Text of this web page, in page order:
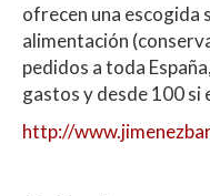
ofrecen una escogida
alimentación
pedidos a toda
gastos y desde 100 si
http://